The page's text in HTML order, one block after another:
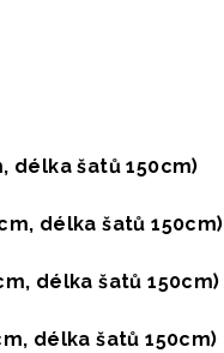
délka šatů 150cm)
délka šatů 150cm)
délka šatů 150cm)
délka šatů 150cm)